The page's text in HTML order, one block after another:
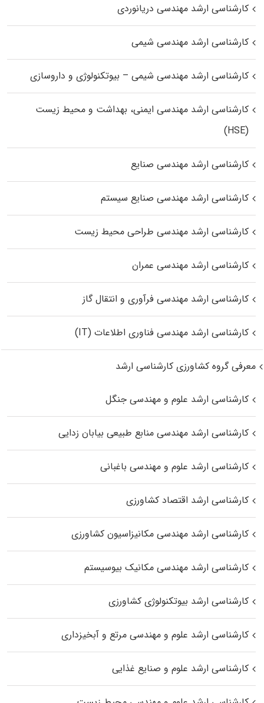
کارشناسی ارشد مهندسی دریانوردی
کارشناسی ارشد مهندسی شیمی
کارشناسی ارشد مهندسی شیمی – بیوتکنولوژی و داروسازی
کارشناسی ارشد مهندسی ایمنی، بهداشت و محیط زیست
(HSE)
کارشناسی ارشد مهندسی صنایع
کارشناسی ارشد مهندسی صنایع سیستم
کارشناسی ارشد مهندسی طراحی محیط زیست
کارشناسی ارشد مهندسی عمران
کارشناسی ارشد مهندسی فرآوری و انتقال گاز
کارشناسی ارشد مهندسی فناوری اطلاعات (IT)
معرفی گروه کشاورزی کارشناسی ارشد
کارشناسی ارشد علوم و مهندسی جنگل
کارشناسی ارشد مهندسی منابع طبیعی بیابان زدایی
کارشناسی ارشد علوم و مهندسی باغبانی
کارشناسی ارشد اقتصاد کشاورزی
کارشناسی ارشد مهندسی مکانیزاسیون کشاورزی
کارشناسی ارشد مهندسی مکانیک بیوسیستم
کارشناسی ارشد بیوتکنولوژی کشاورزی
کارشناسی ارشد علوم و مهندسی مرتع و آبخیزداری
کارشناسی ارشد علوم و صنایع غذایی